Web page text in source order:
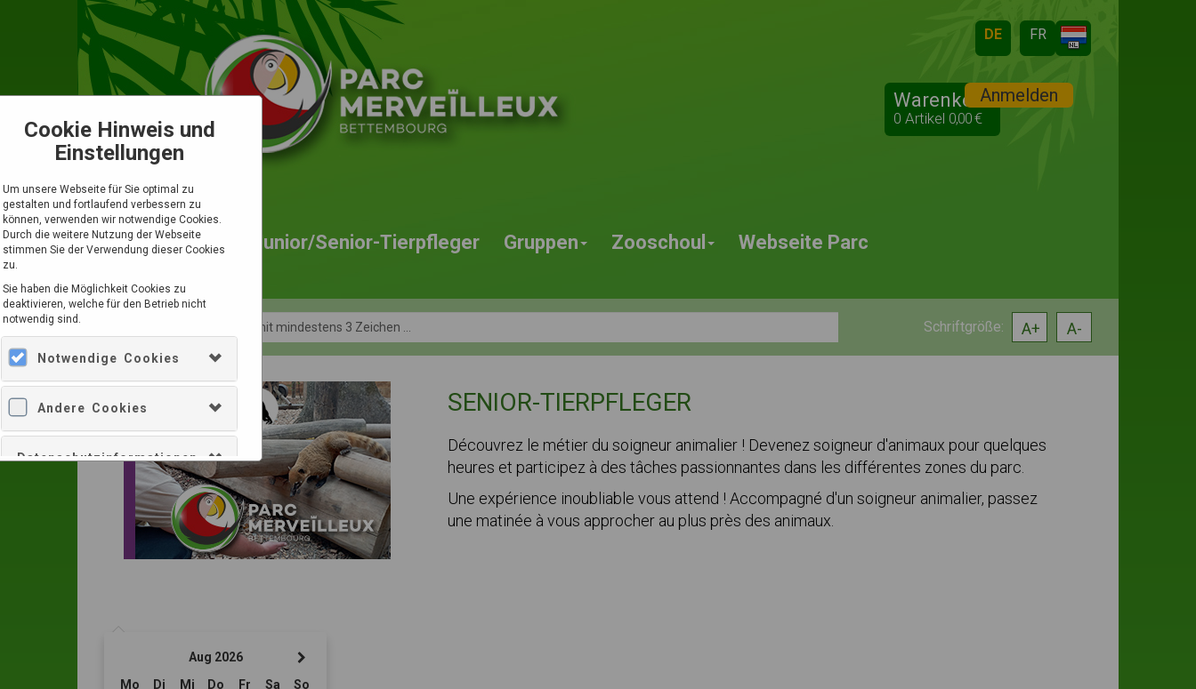
Cookie Hinweis und
Einstellungen
Um unsere Webseite für Sie optimal zu
gestalten und fortlaufend verbessern zu
können, verwenden wir notwendige Cookies.
Durch die weitere Nutzung der Webseite
stimmen Sie der Verwendung dieser Cookies
zu.
Sie haben die Möglichkeit Cookies zu
deaktivieren, welche für den Betrieb nicht
notwendig sind.
Notwendige Cookies
Andere Cookies
Datenschutzinformationen
Nur Auswahl bestätigen
Warenkorb
0 Artikel 0,00 €
Anmelden
Tagesticket Junior/Senior-Tierpfleger Gruppen Zooschoul Webseite Parc
A-
A+
SENIOR-TIERPFLEGER
Découvrez le métier du soigneur animalier ! Devenez soigneur d'animaux pour quelques
heures et participez à des tâches passionnantes dans les différentes zones du parc.
Une expérience inoubliable vous attend ! Accompagné d'un soigneur animalier, passez
une matinée à vous approcher au plus près des animaux.
Aug 2026
Mo
Di Mi Do Fr Sa
So